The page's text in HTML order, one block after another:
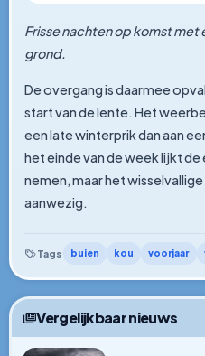
Frisse nachten op komst met
grond.
De overgang is daarmee
start van de lente. Het
een late winterprik dan aan
het einde van de week lijkt
nemen, maar het
aanwezig.
Tags buien kou voorjaar
Vergelijkbaar nieuws